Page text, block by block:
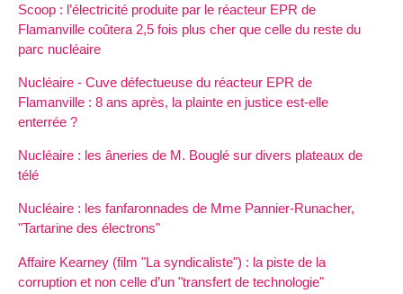
Scoop : l’électricité produite par le réacteur EPR de
Flamanville coûtera 2,5 fois plus cher que celle du reste du
parc nucléaire
Nucléaire - Cuve défectueuse du réacteur EPR de
Flamanville : 8 ans après, la plainte en justice est-elle
enterrée ?
Nucléaire : les âneries de M. Bouglé sur divers plateaux de
télé
Nucléaire : les fanfaronnades de Mme Pannier-Runacher,
"Tartarine des électrons"
Affaire Kearney (film "La syndicaliste") : la piste de la
corruption et non celle d’un "transfert de technologie"